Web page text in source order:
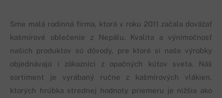
Sme malá rodinná firma, ktorá v roku 2011 začala dovážať
kašmírové oblečenie z Nepálu. Kvalita a výnimočnosť
našich produktov sú dôvody, pre ktoré si naše výrobky
objednávajú i zákazníci z opačných kútov sveta. Náš
sortiment je vyrábaný ručne z kašmírových vlákien,
ktorých hrúbka strednej hodnoty priemeru je nižšia ako